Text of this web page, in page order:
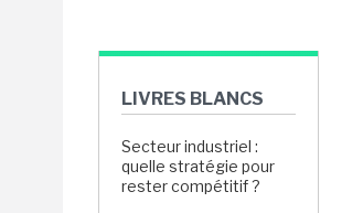
LIVRES BLANCS
Secteur industriel :
quelle stratégie pour
rester compétitif ?